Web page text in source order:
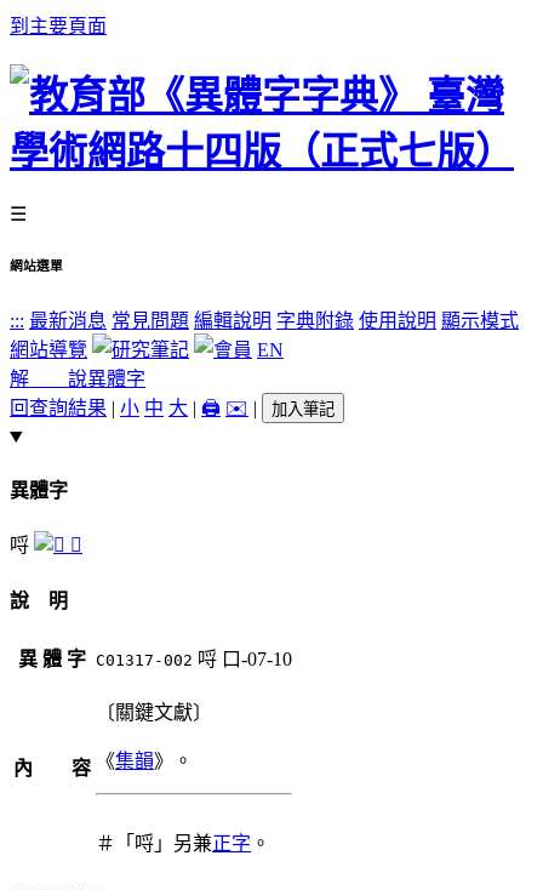
到主要頁面
☰
網站選單
::: 最新消息 常見問題 編輯說明 字典附錄 使用說明 顯示模式
網站導覽
EN
解 說異體字
回查詢結果 | 小 中 大 | 🖨️ ✉️ | 加入筆記
異體字
哷 𠻜
說 明
異 體 字 C01317-002 哷 口-07-10
內 容
〔關鍵文獻〕
《集韻》。
＃「哷」另兼正字 。